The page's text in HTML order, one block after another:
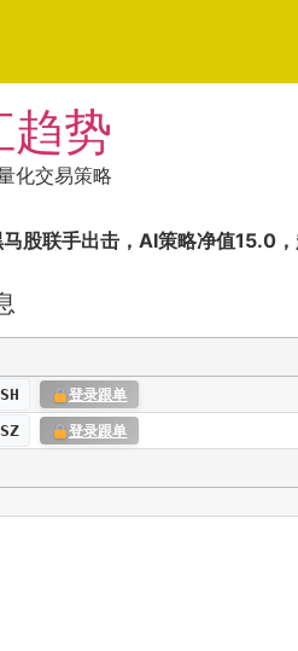
趋势
化交易策略
股联手出击，AI策略净值15.0
登录跟单
登录跟单